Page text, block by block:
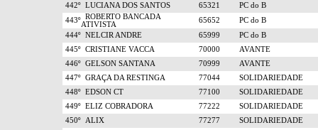
442º LUCIANA DOS SANTOS 65321
PC do B
443º ROBERTO BANCADA
ATIVISTA
65652
PC do B
444º NELCIR ANDRE 65999
PC do B
445º CRISTIANE VACCA 70000
AVANTE
446º GELSON SANTANA 70999
AVANTE
447º GRAÇA DA RESTINGA 77044
SOLIDARIEDADE
448º EDSON CT 77100
SOLIDARIEDADE
449º ELIZ COBRADORA 77222
SOLIDARIEDADE
450º ALIX 77277
SOLIDARIEDADE